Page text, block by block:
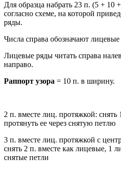
Для образца набрать 23 п. (5 + 10
согласно схеме, на которой
ряды.
Числа справа обозначают
Лицевые ряды читать справа
направо.
Раппорт узора = 10 п. в ширину.
2 п. вместе лиц. протяжкой:
протянуть ее через снятую петлю
3 п. вместе лиц. протяжкой с
снять 2 п. вместе как лицевые, 1
снятые петли